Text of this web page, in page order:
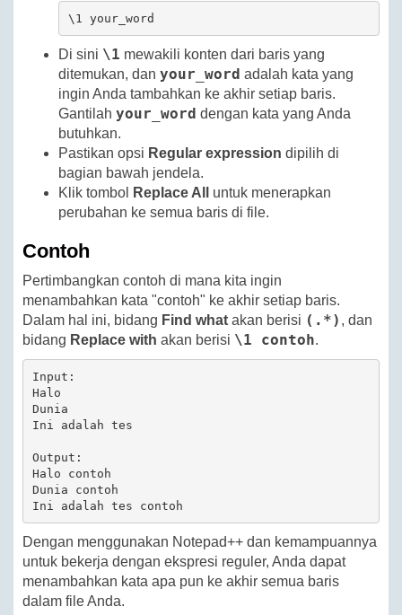
\1 your_word
Di sini \1 mewakili konten dari baris yang
ditemukan, dan your_word adalah kata yang
ingin Anda tambahkan ke akhir setiap baris.
Gantilah your_word dengan kata yang Anda
butuhkan.
Pastikan opsi Regular expression dipilih di
bagian bawah jendela.
Klik tombol
Replace All
untuk menerapkan
perubahan ke semua baris di file.
Contoh
Pertimbangkan contoh di mana kita ingin
menambahkan kata "contoh" ke akhir setiap baris.
Dalam hal ini, bidang Find what akan berisi (.*) , dan
bidang Replace with akan berisi \1 contoh.
Input:
Halo
Dunia
Ini adalah tes
Output:
Halo contoh
Dunia contoh
Ini adalah tes contoh
Dengan menggunakan Notepad++ dan kemampuannya
untuk bekerja dengan ekspresi reguler, Anda dapat
menambahkan kata apa pun ke akhir semua baris
dalam file Anda.